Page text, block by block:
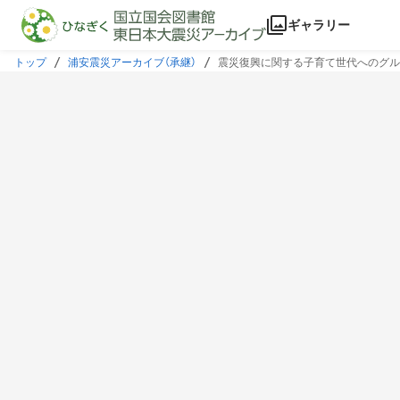
本文に飛ぶ
ギャラリー
トップ 浦安震災アーカイブ（承継） 震災復興に関する子育て世代へのグ